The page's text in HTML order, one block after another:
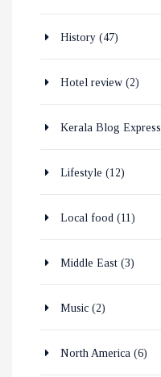
History (47)
Hotel review (2)
Kerala Blog Express
Lifestyle (12)
Local food (11)
Middle East (3)
Music (2)
North America (6)